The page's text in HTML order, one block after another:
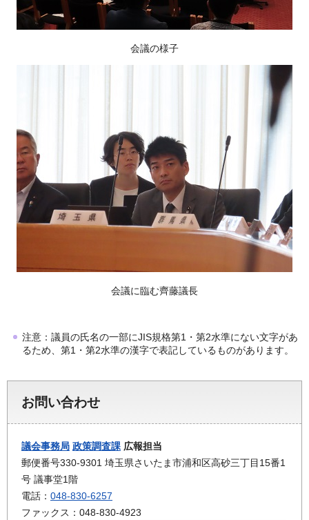
会議の様子
会議に臨む齊藤議長
注意：議員の氏名の一部にJIS規格第1・第2水準にない文字があ
るため、第1・第2水準の漢字で表記しているものがあります。
お問い合わせ
議会事務局 政策調査課 広報担当
郵便番号330-9301 埼玉県さいたま市浦和区高砂三丁目15番1
号 議事堂1階
電話： 048-830-6257
ファックス：048-830-4923